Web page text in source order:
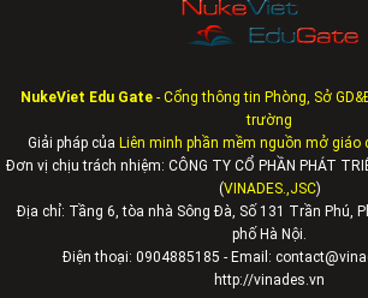
NukeViet Edu Gate- Cổng thông tin Phòng, Sở
trường
Giải pháp của Liên minh phần mềm nguồn mở giáo
Đơn vị chịu trách nhiệm: CÔNG TY CỔ PHẦN PHÁT
(VINADES.,JSC)
Địa chỉ: Tầng 6, tòa nhà Sông Đà, Số 131 Trần Phú,
phố Hà Nội.
Điện thoại: 0904885185 - Email:
http://vinades.vn